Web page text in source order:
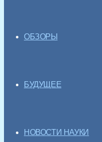
ОБЗОРЫ
БУДУЩЕЕ
НОВОСТИ НАУКИ